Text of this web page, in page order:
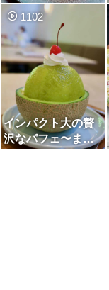
いメロンパフェで
梅雨でもｈａｐｐ
ｙに🎶
1102
インパクト大の贅
沢なパフェ〜まる